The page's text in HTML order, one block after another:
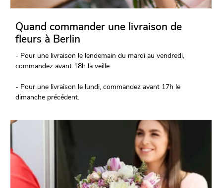
Quand commander une livraison de
fleurs à Berlin
- Pour une livraison le lendemain du mardi au vendredi,
commandez avant 18h la veille.
- Pour une livraison le lundi, commandez avant 17h le
dimanche précédent.